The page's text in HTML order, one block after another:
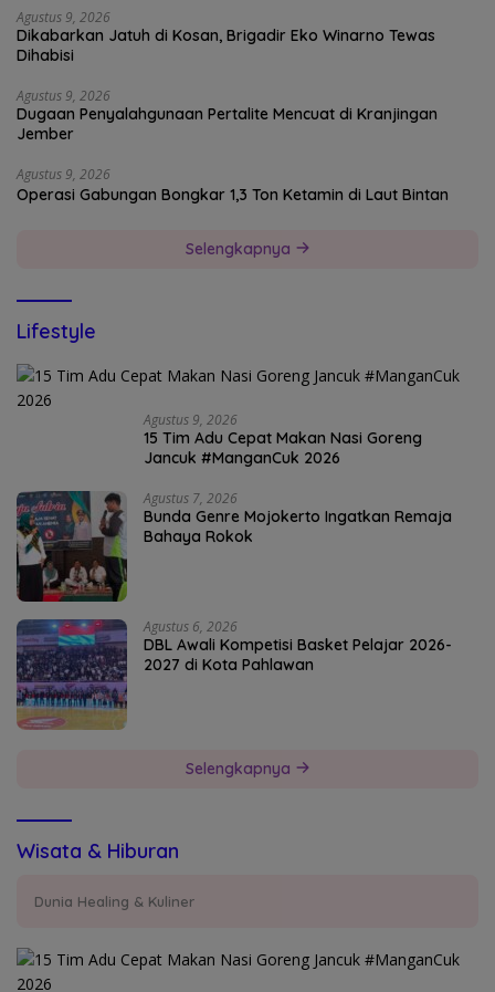
Agustus 9, 2026
Dikabarkan Jatuh di Kosan, Brigadir Eko Winarno Tewas
Dihabisi
Agustus 9, 2026
Dugaan Penyalahgunaan Pertalite Mencuat di Kranjingan
Jember
Agustus 9, 2026
Operasi Gabungan Bongkar 1,3 Ton Ketamin di Laut Bintan
Selengkapnya
Lifestyle
Agustus 9, 2026
15 Tim Adu Cepat Makan Nasi Goreng
Jancuk #ManganCuk 2026
Agustus 7, 2026
Bunda Genre Mojokerto Ingatkan Remaja
Bahaya Rokok
Agustus 6, 2026
DBL Awali Kompetisi Basket Pelajar 2026-
2027 di Kota Pahlawan
Selengkapnya
Wisata & Hiburan
Dunia Healing & Kuliner